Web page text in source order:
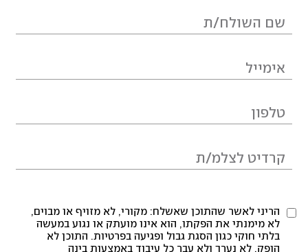
הריני לאשר שהתוכן שאשלח: מקורי, לא מזויף או מבוים,
לא מימנתי את הפקתו, הוא אינו מועתק או נגוע במעשה
בלתי חוקי כגון הסגת גבול ופגיעה בפרטיות. התוכן לא
הופק, לא נערך ולא עבר כל עיבוד באמצעות בינה